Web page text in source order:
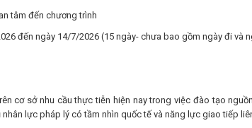
tâm đến chương trình
đến ngày 14/7/2026 (15 ngày- chưa bao gồm ngày đi và
cơ sở nhu cầu thực tiễn hiện nay trong việc đào tạo
lực pháp lý có tầm nhìn quốc tế và năng lực giao tiếp